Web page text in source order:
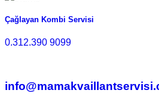
Çağlayan Kombi Servisi
0.312.390 9099